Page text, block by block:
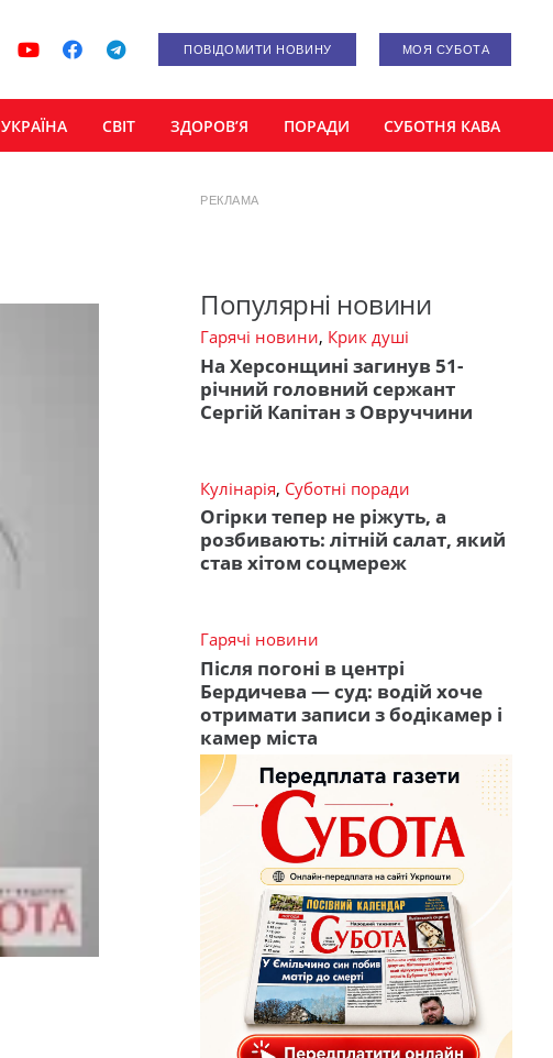
ПОВІДОМИТИ НОВИНУ МОЯ СУБОТА
УКРАЇНА СВІТ ЗДОРОВ’Я ПОРАДИ СУБОТНЯ КАВА
РЕКЛАМА
Популярні новини
Гарячі новини, Крик душі
На Херсонщині загинув 51-
річний головний сержант
Сергій Капітан з Овруччини
Кулінарія, Суботні поради
Огірки тепер не ріжуть, а
розбивають: літній салат, який
став хітом соцмереж
Гарячі новини
Після погоні в центрі
Бердичева — суд: водій хоче
отримати записи з бодікамер і
камер міста